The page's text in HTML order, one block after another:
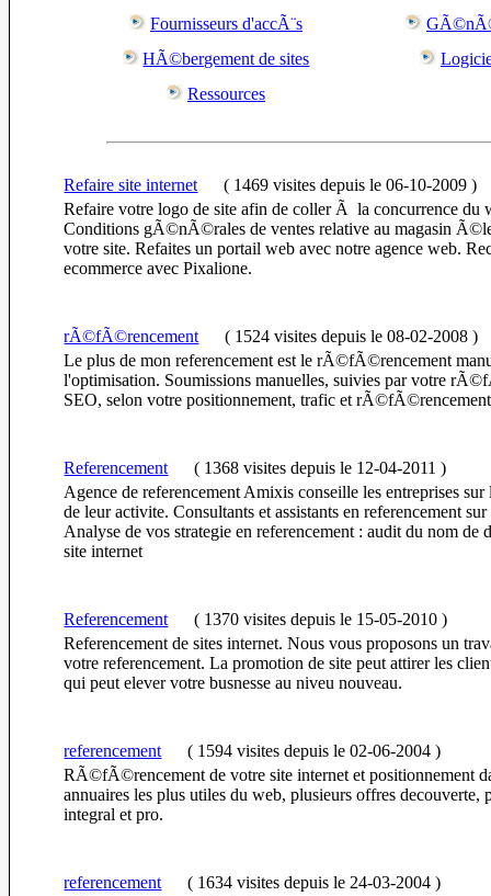
Fournisseurs d'accÃ¨s
HÃ©bergement de sites
Ressources
Refaire site internet( 1469 visitesdepuis le 06-10-2009 )
Refaire votre logo de site afin de coller Ã la concurrence du
Conditions gÃ©nÃ©rales de ventes relative au magasin
votre site. Refaites un portail web avec notre agence web.
ecommerce avec Pixalione.
rÃ©fÃ©rencement( 1524 visitesdepuis le 08-02-2008 )
Le plus de mon referencement est le rÃ©fÃ©rencement
l'optimisation. Soumissions manuelles, suivies par votre
SEO, selon votre positionnement, trafic et
Referencement( 1368 visitesdepuis le 12-04-2011 )
Agence de referencement Amixis conseille les entreprises sur
de leur activite. Consultants et assistants en referencement
Analyse de vos strategie en referencement : audit du nom de
site internet
Referencement( 1370 visitesdepuis le 15-05-2010 )
Referencement de sites internet. Nous vous proposons un
votre referencement. La promotion de site peut attirer les
qui peut elever votre busnesse au niveu nouveau.
referencement( 1594 visitesdepuis le 02-06-2004 )
RÃ©fÃ©rencement de votre site internet et positionnement
annuaires les plus utiles du web, plusieurs offres decouverte,
integral et pro.
referencement( 1634 visitesdepuis le 24-03-2004 )